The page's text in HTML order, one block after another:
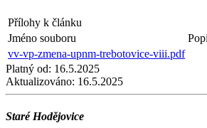
Přílohy k článku
Jméno souboru
vv-vp-zmena-upnm-trebotovice-viii.pdf
Platný od: 16.5.2025
Aktualizováno: 16.5.2025
Staré Hodějovice